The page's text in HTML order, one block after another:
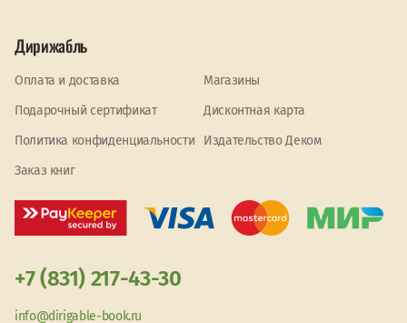
Дирижабль
Оплата и доставка
Магазины
Подарочный сертификат
Дисконтная карта
Политика конфиденциальности
Издательство Деком
Заказ книг
+7 (831) 217-43-30
info@dirigable-book.ru